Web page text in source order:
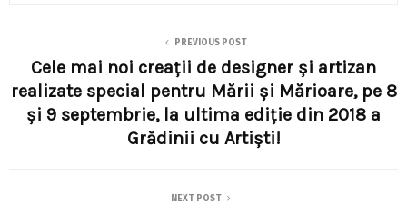
PREVIOUS POST
Cele mai noi creații de designer și artizan
realizate special pentru Mării și Mărioare, pe 8
și 9 septembrie, la ultima ediție din 2018 a
Grădinii cu Artiști!
NEXT POST